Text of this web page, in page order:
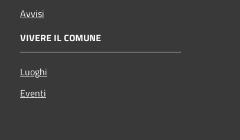
Avvisi
VIVERE IL COMUNE
Luoghi
Eventi